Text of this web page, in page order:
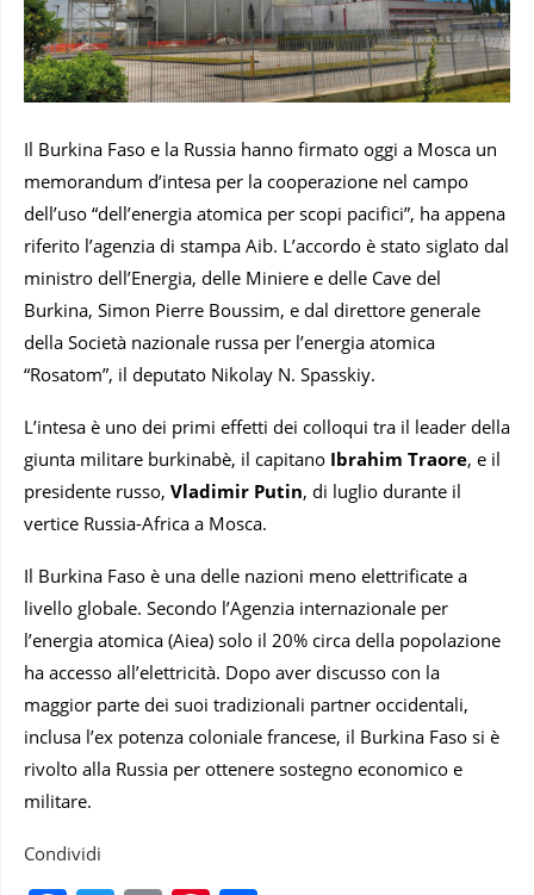
Il Burkina Faso e la Russia hanno firmato oggi a Mosca un
memorandum d’intesa per la cooperazione nel campo
dell’uso “dell’energia atomica per scopi pacifici”, ha appena
riferito l’agenzia di stampa Aib. L’accordo è stato siglato dal
ministro dell’Energia, delle Miniere e delle Cave del
Burkina, Simon Pierre Boussim, e dal direttore generale
della Società nazionale russa per l’energia atomica
“Rosatom”, il deputato Nikolay N. Spasskiy.
L’intesa è uno dei primi effetti dei colloqui tra il leader della
giunta militare burkinabè, il capitano Ibrahim Traore, e il
presidente russo, Vladimir Putin, di luglio durante il
vertice Russia-Africa a Mosca.
Il Burkina Faso è una delle nazioni meno elettrificate a
livello globale. Secondo l’Agenzia internazionale per
l’energia atomica (Aiea) solo il 20% circa della popolazione
ha accesso all’elettricità. Dopo aver discusso con la
maggior parte dei suoi tradizionali partner occidentali,
inclusa l’ex potenza coloniale francese, il Burkina Faso si è
rivolto alla Russia per ottenere sostegno economico e
militare.
Condividi